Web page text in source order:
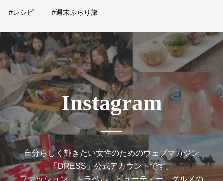
#レシピ #週末ふらり旅
Instagram
自分らしく輝きたい女性のためのウェブマガジン
「DRESS」公式アカウントです。
ファッション、トラベル、ビューティー、グルメの